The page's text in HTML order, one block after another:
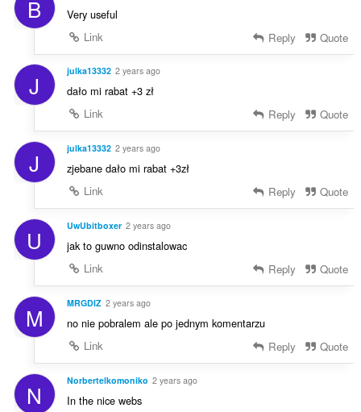
B
Very useful
Link
Reply Quote
J julka13332 2 years ago
dało mi rabat +3 zł
Link
Reply Quote
J julka13332 2 years ago
zjebane dało mi rabat +3zł
Link
Reply Quote
U UwUbitboxer 2 years ago
jak to guwno odinstalowac
Link
Reply Quote
M MRGDIZ 2 years ago
no nie pobralem ale po jednym komentarzu
Link
Reply Quote
N Norbertelkomoniko 2 years ago
In the nice webs